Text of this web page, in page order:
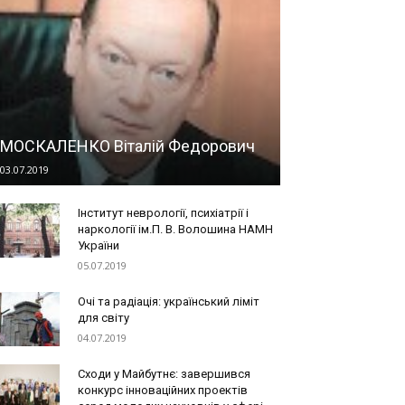
МОСКАЛЕНКО Віталій Федорович
03.07.2019
Інститут неврології, психіатрії і
наркології ім.П. В. Волошина НАМН
України
05.07.2019
Очi та радiацiя: український ліміт
для світу
04.07.2019
Сходи у Майбутнє: завершився
конкурс інноваційних проектів